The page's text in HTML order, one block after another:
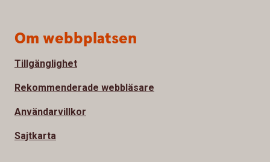
Om webbplatsen
Tillgänglighet
Rekommenderade webbläsare
Användarvillkor
Sajtkarta